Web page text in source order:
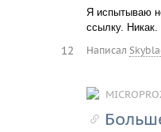
Я испытываю
ссылку. Никак.
Написал
12